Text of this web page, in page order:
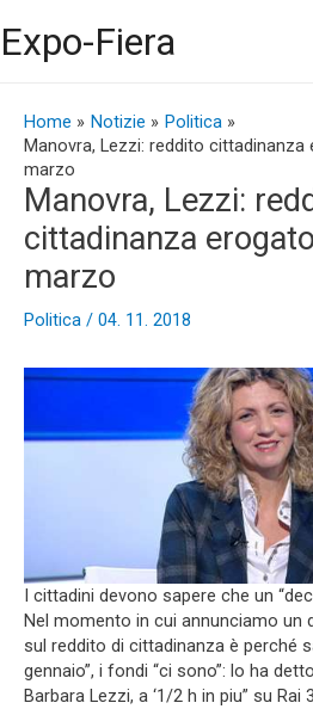
al
contenuto
Expo-Fiera
Home Notizie
Politica
Manovra, Lezzi: reddito
marzo
Manovra, Lezzi:
cittadinanza
marzo
Politica / 04. 11. 2018
I cittadini devono sapere che un
Nel momento in cui annunciamo un
sul reddito di cittadinanza è perché
gennaio”, i fondi “ci sono”: lo ha
Barbara Lezzi, a ‘1/2 h in piu” su
articoli